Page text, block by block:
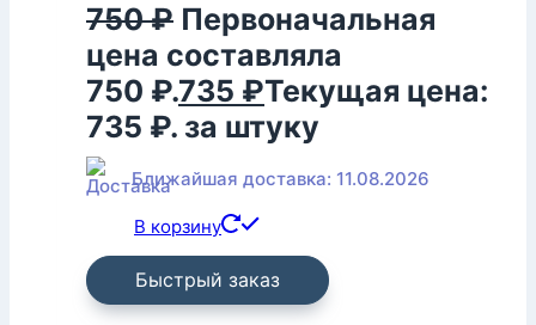
750₽ Первоначальная
цена составляла
750 ₽.735 ₽Текущая цена:
735 ₽. за штуку
Ближайшая доставка: 11.08.2026
В корзину
Быстрый заказ